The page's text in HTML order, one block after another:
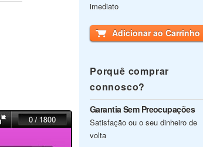
imediato
Adicionar ao Carrinho
Porquê comprar
connosco?
Garantia Sem Preocupações
Satisfação ou o seu dinheiro de
volta